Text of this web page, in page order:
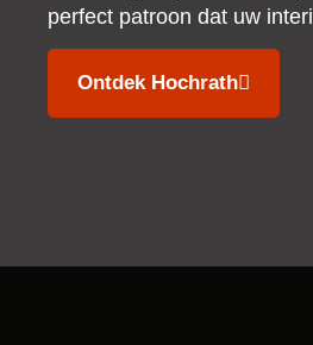
perfect patroon dat uw
Ontdek Hochrath